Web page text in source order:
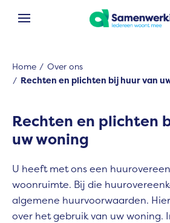
Naar de
Ga naar Hoofd
Home
Over ons
Rechten en plichten bij huur van
Rechten en plichten
uw woning
U heeft met ons een
woonruimte. Bij die
algemene huurvoorwaarden.
over het gebruik van uw woning.